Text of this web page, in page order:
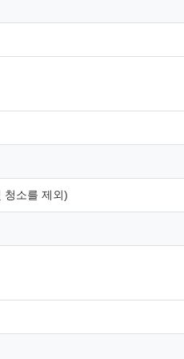
청소를 제외)